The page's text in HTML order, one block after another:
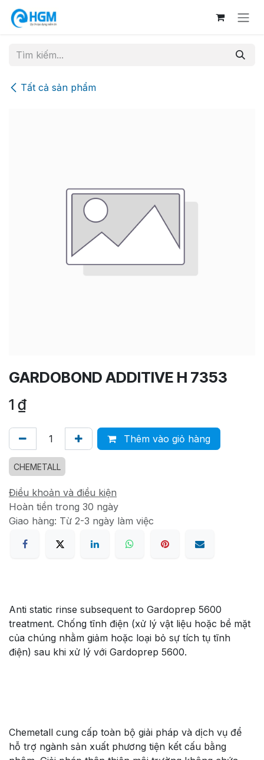
Bỏ qua để đến Nội dung
Tất cả sản phẩm
GARDOBOND ADDITIVE H 7353
1 ₫
Thêm vào giỏ hàng
CHEMETALL
Điều khoản và điều kiện
Hoàn tiền trong 30 ngày
Giao hàng: Từ 2-3 ngày làm việc
Anti static rinse subsequent to Gardoprep 5600
treatment. Chống tĩnh điện (xử lý vật liệu hoặc bề mặt
của chúng nhằm giảm hoặc loại bỏ sự tích tụ tĩnh
điện) sau khi xử lý với Gardoprep 5600.
Chemetall cung cấp toàn bộ giải pháp và dịch vụ để
hỗ trợ ngành sản xuất phương tiện kết cấu bằng